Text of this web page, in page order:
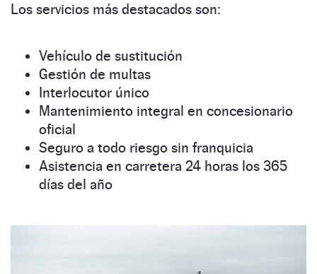
Los servicios más destacados son:
Vehículo de sustitución
Gestión de multas
Interlocutor único
Mantenimiento integral en concesionario
oficial
Seguro a todo riesgo sin franquicia
Asistencia en carretera 24 horas los 365
días del año